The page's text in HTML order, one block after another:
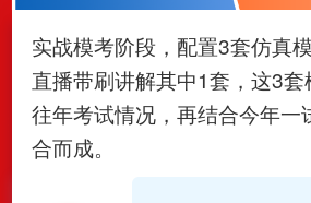
实战模考阶段，配置3套仿真
直播带刷讲解其中1套，这3
往年考试情况，再结合今年一
合而成。